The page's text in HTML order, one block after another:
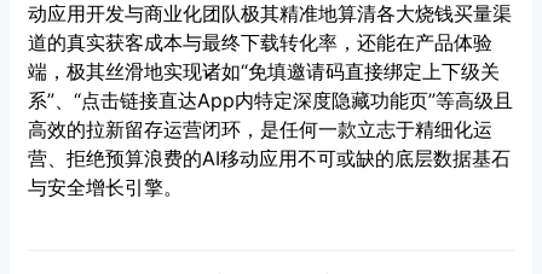
动应用开发与商业化团队极其精准地算清各大烧钱买量渠
道的真实获客成本与最终下载转化率，还能在产品体验
端，极其丝滑地实现诸如“免填邀请码直接绑定上下级关
系”、“点击链接直达App内特定深度隐藏功能页”等高级且
高效的拉新留存运营闭环，是任何一款立志于精细化运
营、拒绝预算浪费的AI移动应用不可或缺的底层数据基石
与安全增长引擎。